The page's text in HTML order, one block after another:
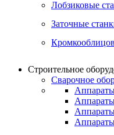
Лобзиковые
Заточные
Строительное
Сварочное